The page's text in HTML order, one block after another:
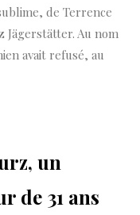
de Terrence
Au nom
avait refusé, au
un
de 31 ans